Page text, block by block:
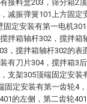
接料盒203，筛分箱2
减振弹簧101上方固定
定安装有第一电机
拌箱轴杆302，搅拌箱
，搅拌箱轴杆302的表
有刀片304，搅拌箱3
支架305顶端固定安装
固定安装有第一齿轮4
的左侧，第二齿轮